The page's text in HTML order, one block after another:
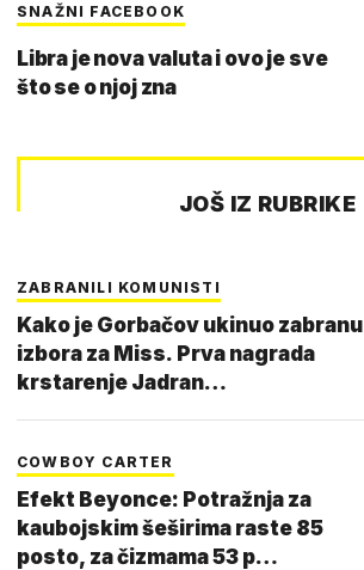
SNAŽNI FACEBOOK
Libra je nova valuta i ovo je sve
što se o njoj zna
JOŠ IZ RUBRIKE
ZABRANILI KOMUNISTI
Kako je Gorbačov ukinuo zabranu
izbora za Miss. Prva nagrada
krstarenje Jadran…
COWBOY CARTER
Efekt Beyonce: Potražnja za
kaubojskim šeširima raste 85
posto, za čizmama 53 p…